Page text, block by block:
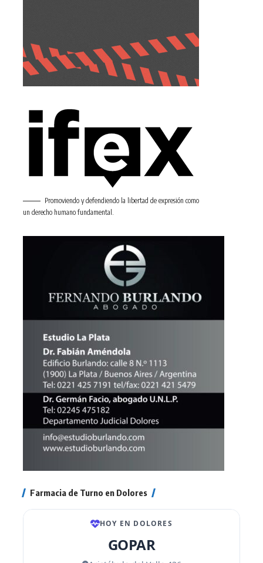
Promoviendo y defendiendo la libertad de expresión como
un derecho humano fundamental.
Farmacia de Turno en Dolores